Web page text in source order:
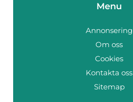
Menu
Annonsering
Om oss
Cookies
Kontakta oss
Sitemap